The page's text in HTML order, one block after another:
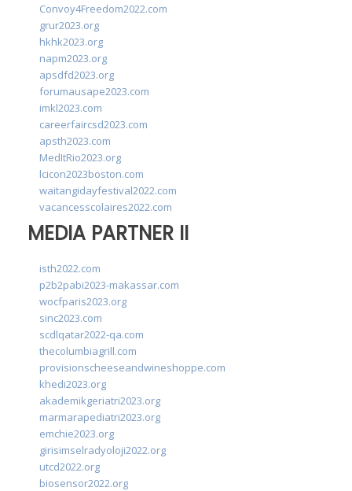
Convoy4Freedom2022.com
grur2023.org
hkhk2023.org
napm2023.org
apsdfd2023.org
forumausape2023.com
imkl2023.com
careerfaircsd2023.com
apsth2023.com
MedItRio2023.org
lcicon2023boston.com
waitangidayfestival2022.com
vacancesscolaires2022.com
MEDIA PARTNER II
isth2022.com
p2b2pabi2023-makassar.com
wocfparis2023.org
sinc2023.com
scdlqatar2022-qa.com
thecolumbiagrill.com
provisionscheeseandwineshoppe.com
khedi2023.org
akademikgeriatri2023.org
marmarapediatri2023.org
emchie2023.org
girisimselradyoloji2022.org
utcd2022.org
biosensor2022.org